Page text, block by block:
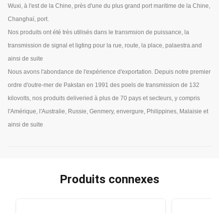
Wuxi, à l'est de la Chine, près d'une du plus grand port maritime de la Chine,
Changhaï, port.
Nos produits ont été très utilisés dans le transmsion de puissance, la
transmission de signal et ligting pour la rue, route, la place, palaestra.and
ainsi de suite
Nous avons l'abondance de l'expérience d'exportation. Depuis notre premier
ordre d'outre-mer de Pakstan en 1991 des poels de transmission de 132
kilovolts, nos produits deliveried à plus de 70 pays et secteurs, y compris
l'Amérique, l'Australie, Russie, Genmery, envergure, Philippines, Malaisie et
ainsi de suite
Produits connexes